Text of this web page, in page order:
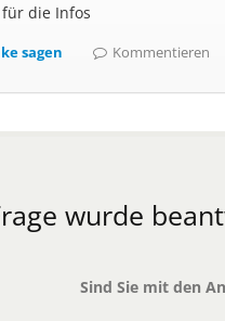
für die Infos
sagen Kommentieren
wurde
Sind Sie mit den